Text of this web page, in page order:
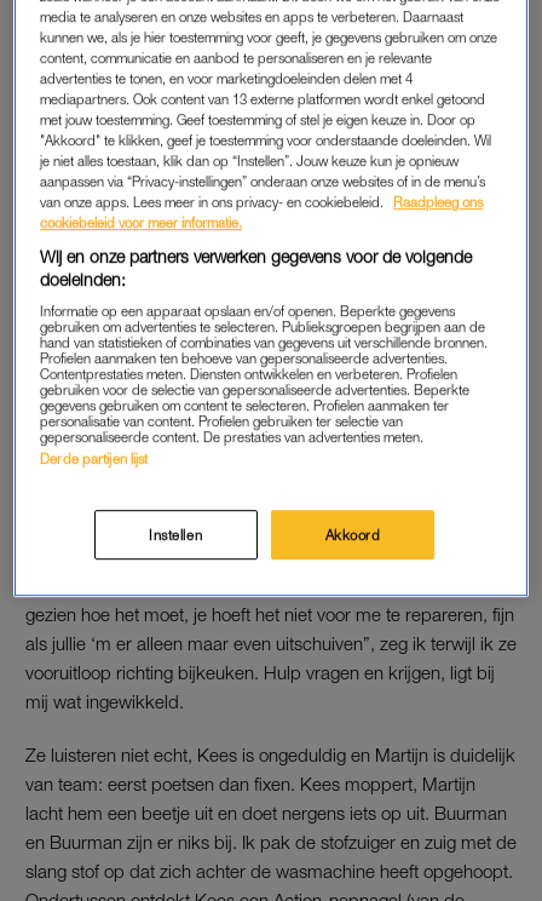
wegga, bedenk ik me, maar eerst de hond uitlaten. Als ik
terugkom hoor ik de wasmachine op een rare toon piepen.
Het is een foutmelding. Het troebele water staat halverwege
het venster, de was is doorweekt. Code E-18. Ha, denk ik, die
ken ik. Iets met afvoer. Jaren geleden al eens gehad en toen
zat er een muntstuk in.
Alleen krijg ik het apparaat niet onder het blad in de bijkeuken
om mankracht vraag. ‘Hij staat bij Elsa aan de overkant te
gedaan en werkt nu blijkbaar de rest van de straat af. Hij is
goud waard, want naast schilderen heeft hij de haspel voor de
tuinslang aan de muur vastgemaakt én de klimop gesnoeid.
(Nee, ik geef je niet zijn nummer!)
“Ik kom zo wel samen met Martijn, we zijn samen aan het
loop inmiddels wél achter op schema en ben half aangekleed,
staan ze voor de deur. Echte werkmannen met schuurvlekken
gezien hoe het moet, je hoeft het niet voor me te repareren, fijn
als jullie ‘m er alleen maar even uitschuiven”, zeg ik terwijl ik ze
vooruitloop richting bijkeuken. Hulp vragen en krijgen, ligt bij
mij wat ingewikkeld.
Ze luisteren niet echt, Kees is ongeduldig en Martijn is duidelijk
van team: eerst poetsen dan fixen. Kees moppert, Martijn
lacht hem een beetje uit en doet nergens iets op uit. Buurman
en Buurman zijn er niks bij. Ik pak de stofzuiger en zuig met de
slang stof op dat zich achter de wasmachine heeft opgehoopt.
media te analyseren en onze websites en apps te verbeteren. Daarnaast
kunnen we, als je hier toestemming voor geeft, je gegevens gebruiken om onze
content, communicatie en aanbod te personaliseren en je relevante
advertenties te tonen, en voor marketingdoeleinden delen met 4
mediapartners. Ook content van 13 externe platformen wordt enkel getoond
met jouw toestemming. Geef toestemming of stel je eigen keuze in. Door op
"Akkoord" te klikken, geef je toestemming voor onderstaande doeleinden. Wil
je niet alles toestaan, klik dan op “Instellen”. Jouw keuze kun je opnieuw
aanpassen via “Privacy-instellingen” onderaan onze websites of in de menu’s
van onze apps. Lees meer in ons privacy- en cookiebeleid.
Raadpleeg ons
cookiebeleid voor meer informatie.
Wij en onze partners verwerken gegevens voor de volgende
doeleinden:
Informatie op een apparaat opslaan en/of openen. Beperkte gegevens
gebruiken om advertenties te selecteren. Publieksgroepen begrijpen aan de
hand van statistieken of combinaties van gegevens uit verschillende bronnen.
Profielen aanmaken ten behoeve van gepersonaliseerde advertenties.
Contentprestaties meten. Diensten ontwikkelen en verbeteren. Profielen
gebruiken voor de selectie van gepersonaliseerde advertenties. Beperkte
gegevens gebruiken om content te selecteren. Profielen aanmaken ter
personalisatie van content. Profielen gebruiken ter selectie van
gepersonaliseerde content. De prestaties van advertenties meten.
Derde partijen lijst
Instellen Akkoord